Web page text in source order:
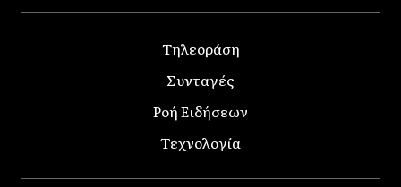
Τηλεοράση
Συνταγές
Ροή Ειδήσεων
Τεχνολογία